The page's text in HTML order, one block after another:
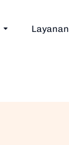
Layanan